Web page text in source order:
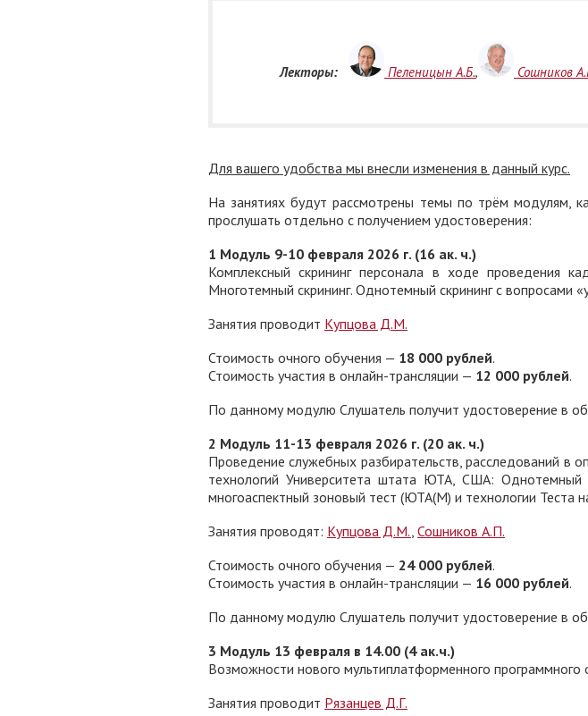
Лекторы: Пеленицын А.Б., Сошников
Для вашего удобства мы внесли изменения в данный курс.
На занятиях будут рассмотрены темы по трём
прослушать отдельно с получением удостоверения:
1 Модуль 9-10 февраля 2026 г. (16 ак. ч.)
Комплексный скрининг персонала в ходе проведения
Многотемный скрининг. Однотемный скрининг с вопросами
Занятия проводит Купцова Д.М.
Стоимость очного обучения — 18 000 рублей.
Стоимость участия в онлайн-трансляции — 12 000 рублей.
По данному модулю Слушатель получит удостоверение в
2 Модуль 11-13 февраля 2026 г. (20 ак. ч.)
Проведение служебных разбирательств, расследований в
технологий Университета штата ЮТА, США:
многоаспектный зоновый тест (ЮТА(М) и технологии Теста
Занятия проводят: Купцова Д.М. Сошников А.П.
Стоимость очного обучения — 24 000 рублей.
Стоимость участия в онлайн-трансляции — 16 000 рублей.
По данному модулю Слушатель получит удостоверение в
3 Модуль 13 февраля в 14.00 (4 ак.ч.)
Возможности нового мультиплатформенного программного
Занятия проводит Рязанцев Д.Г.